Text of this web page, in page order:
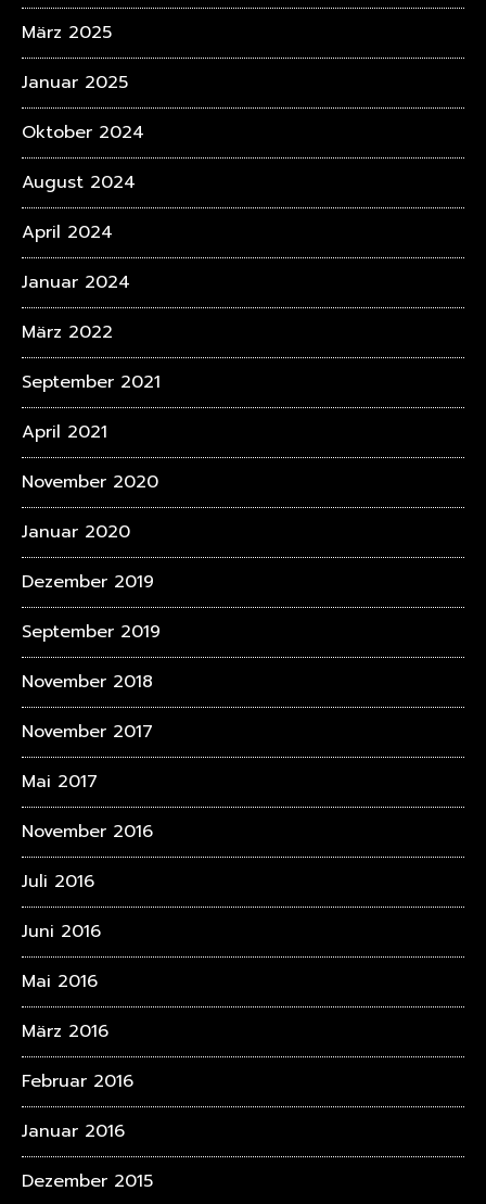
März 2025
Januar 2025
Oktober 2024
August 2024
April 2024
Januar 2024
März 2022
September 2021
April 2021
November 2020
Januar 2020
Dezember 2019
September 2019
November 2018
November 2017
Mai 2017
November 2016
Juli 2016
Juni 2016
Mai 2016
März 2016
Februar 2016
Januar 2016
Dezember 2015